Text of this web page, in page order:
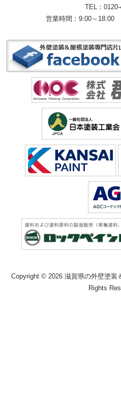
TEL：
営業時間：9:00～18:00
Copyright © 2026 滋賀県の外壁塗装
Rights